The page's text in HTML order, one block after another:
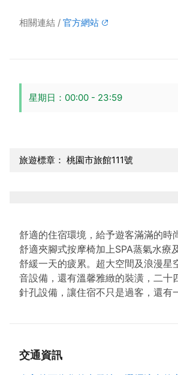
相關連結 官方網站
星期日：00:00 - 23:59
旅遊標章： 桃園市旅館111號
舒適的住宿環境，給予遊客滿滿的時
舒適夾腳式按摩椅加上SPA蒸氣水療
舒緩一天的疲累。超大空間及浪漫星
音設備，還有溫馨雅緻的裝潢，二十
針孔設備，讓住宿不只是過客，還有
交通資訊